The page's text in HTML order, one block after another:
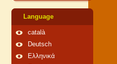
Language
català
Deutsch
Ελληνικά